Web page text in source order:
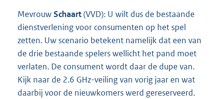
MevrouwSchaart(VVD): U wilt dus de bestaande
dienstverlening voor consumenten op het spel
zetten. Uw scenario betekent namelijk dat een van
de drie bestaande spelers wellicht het pand moet
verlaten. De consument wordt daar de dupe van.
Kijk naar de 2.6 GHz-veiling van vorig jaar en wat
daarbij voor de nieuwkomers werd gereserveerd.